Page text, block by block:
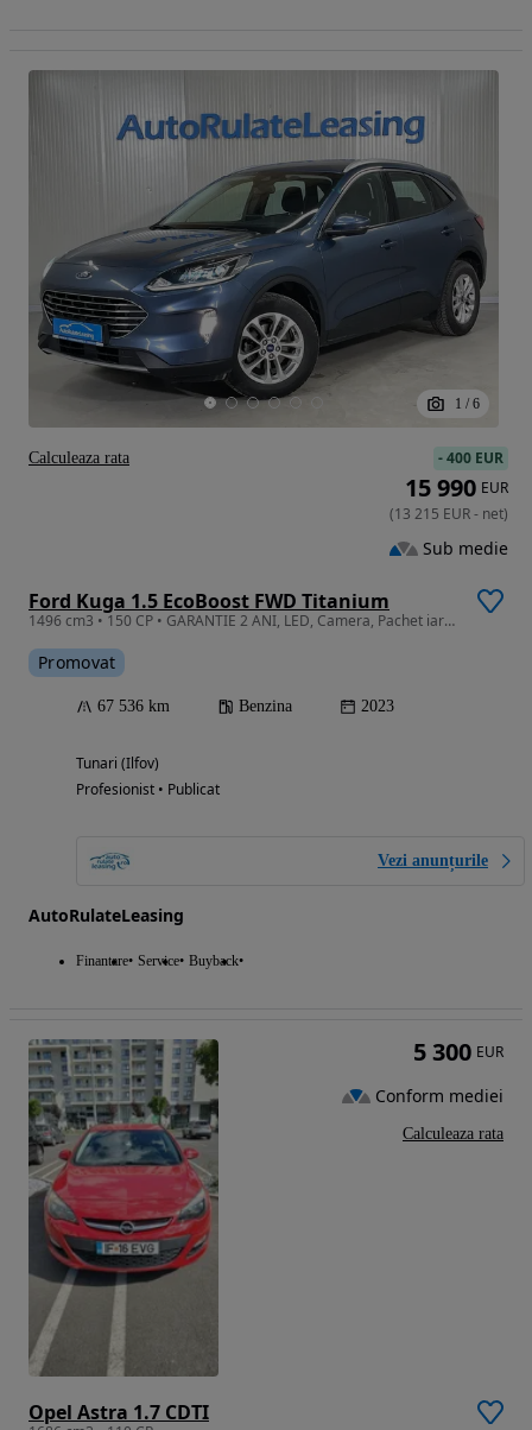
1 / 6
Ford Kuga 1.5 EcoBoost FWD Titanium
1496 cm3 • 150 CP • GARANTIE 2 ANI, LED, Camera, Pachet iarna, Clima
Promovat
67 536 km Benzina 2023
Tunari (Ilfov)
Profesionist • Publicat
Vezi anunțurile
AutoRulateLeasing
Finantare Service Buyback
-400 EUR
15 990 EUR
(13 215 EUR- net)
Sub medie
Calculeaza rata
Opel Astra 1.7 CDTI
5 300 EUR
Conform mediei
Calculeaza rata